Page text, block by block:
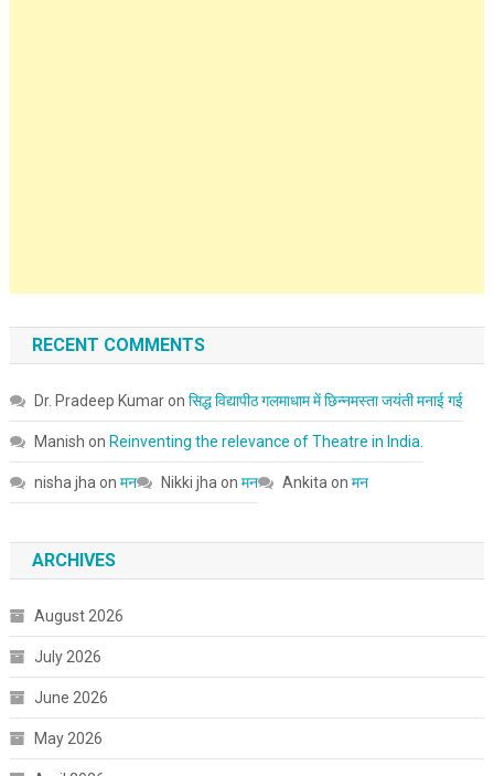
RECENT COMMENTS
Dr. Pradeep Kumaron सिद्ध विद्यापीठ गलमाधाम में छिन्नमस्ता जयंती मनाई गई
Manish on Reinventing the relevance of Theatre in India.
nisha jhaon मन Nikki jhaon मन Ankitaon मन
ARCHIVES
August 2026
July 2026
June 2026
May 2026